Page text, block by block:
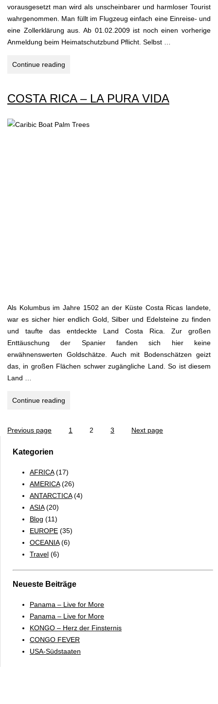
vorausgesetzt man wird als unscheinbarer und harmloser Tourist
wahrgenommen. Man füllt im Flugzeug einfach eine Einreise- und
eine Zollerklärung aus. Ab 01.02.2009 ist noch einen vorherige
Anmeldung beim Heimatschutzbund Pflicht. Selbst …
Continue reading
Boston
New
COSTA RICA – LA PURA VIDA
Als Kolumbus im Jahre 1502 an der Küste Costa Ricas landete,
war es sicher hier endlich Gold, Silber und Edelsteine zu finden
und taufte das entdeckte Land Costa Rica. Zur großen
Enttäuschung der Spanier fanden sich hier keine
erwähnenswerten Goldschätze. Auch mit Bodenschätzen geizt
das, in großen Flächen schwer zugängliche Land. So ist diesem
Land …
Continue reading
LA
Seitennummerierung
der
Beiträge
Previous page Page
1 Page
2 Page
3 Next page
Kategorien
AFRICA(17)
AMERICA(26)
ANTARCTICA(4)
ASIA(20)
Blog (11)
EUROPE (35)
OCEANIA(6)
Travel (6)
Neueste Beiträge
Panama – Live for More
Panama – Live for More
KONGO – Herz der Finsternis
CONGO FEVER
USA-Südstaaten